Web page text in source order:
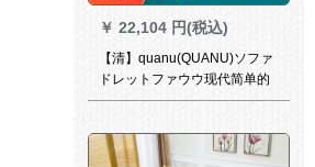
￥ 22,104 円(税込)
【清】quanu(QUANU)ソファ
ドレットファウウ现代简单的
小型ソリフファビィにドレス
の组み合わせで
す。。。。。。。。。。。。。。